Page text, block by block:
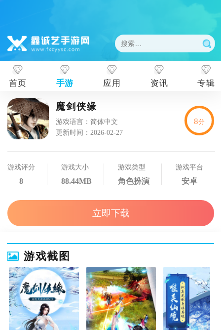
首页 手游 应用 资讯 专辑
魔剑侠缘
游戏语言：简体中文
更新时间：2026-02-27
游戏评分
8
游戏大小
88.44MB
游戏类型
角色扮演
游戏平台
安卓
8分
立即下载
游戏截图